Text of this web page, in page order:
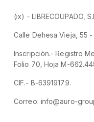
(ix) - LIBRECOUPADO,
Calle Dehesa Vieja, 55
Inscripción.- Registro
Folio 70, Hoja M-
CIF.- B-63919179.
Correo: info@auro-